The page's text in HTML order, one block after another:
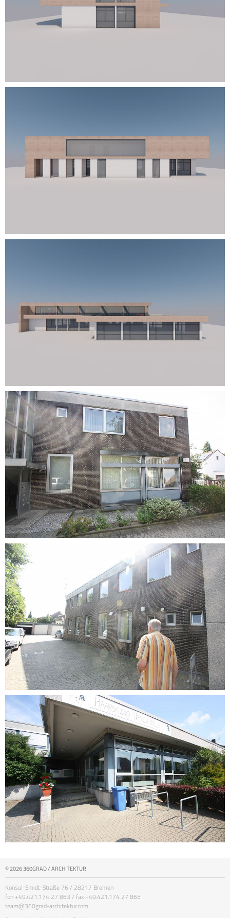
© 2026 360GRAD / ARCHITEKTUR
Konsul-Smidt-Straße 76 / 28217 Bremen
fon +49.421.174 27 863 / fax +49.421.174 27 865
team@360grad-architektur.com